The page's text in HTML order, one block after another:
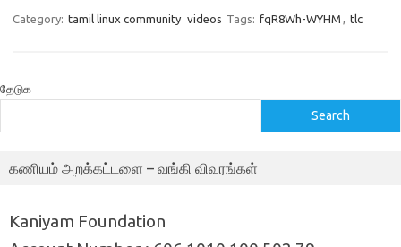
Category: tamil linux community videos Tags: fqR8Wh-WYHM , tlc
தேடுக
Search
கணியம் அறக்கட்டளை – வங்கி விவரங்கள்
Kaniyam Foundation